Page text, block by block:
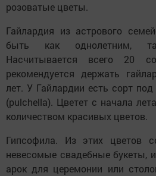
розоватые цветы.
Гайлардия из астрового
быть как однолетним,
Насчитывается всего 20
рекомендуется держать
лет. У Гайлардии есть сорт
(pulchella). Цветет с начала
количеством красивых цветов.
Гипсофила. Из этих цветов
невесомые свадебные букеты,
арок для церемонии или